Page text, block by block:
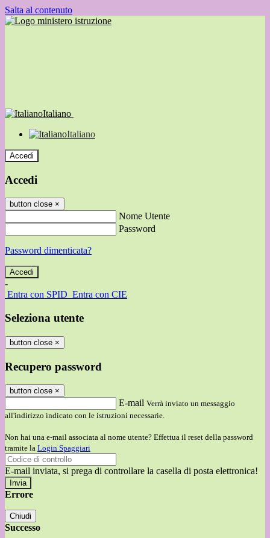
Salta al contenuto
Italiano
Italiano
Accedi
Accedi
button close ×
Nome Utente
Password
Password dimenticata?
-
Entra con SPID Entra con CIE
Seleziona utente
button close ×
Recupero password
button close ×
E-mail Verrà inviato un messaggio
all'indirizzo indicato con le istruzioni necessarie.
Non hai una e-mail associata al nome utente? Effettua il reset della password
tramite la Login Spaggiari
E-mail inviata, si prega di controllare la casella di posta elettronica!
Errore
Chiudi
Successo